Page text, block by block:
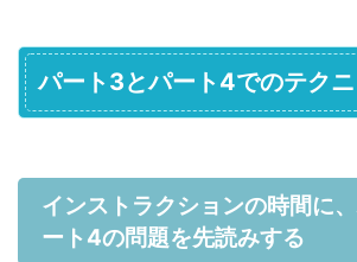
パート3とパート4でのテク
インストラクションの時間に
ート4の問題を先読みする